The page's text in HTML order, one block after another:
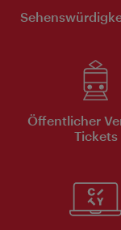
Öffentlicher
Tickets